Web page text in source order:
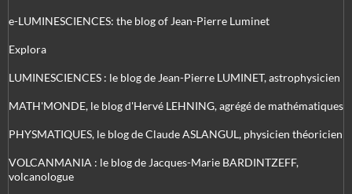
e-LUMINESCIENCES: the blog of Jean-Pierre Luminet
Explora
LUMINESCIENCES : le blog de Jean-Pierre LUMINET, astrophysicien
MATH'MONDE, le blog d'Hervé LEHNING, agrégé de mathématiques
PHYSMATIQUES, le blog de Claude ASLANGUL, physicien théoricien
VOLCANMANIA : le blog de Jacques-Marie BARDINTZEFF,
volcanologue